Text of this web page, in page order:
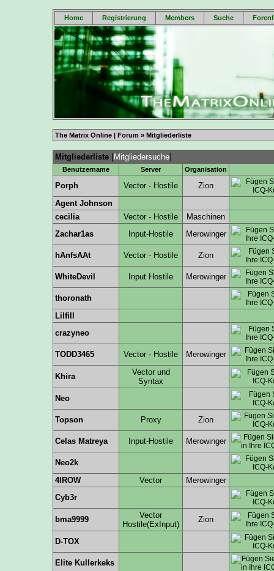
Home Registrierung Members Suche
The Matrix Online | Forum » Mitgliederliste
Mitgliederliste [Mitgliedersuche]
Benutzername Server Organisation
Porph Vector - Hostile
Zion
Agent Johnson
cecilia
Vector - Hostile
Maschinen
Zachar1as
Input-Hostile Merowinger
hAnfsAAt Vector - Hostile Zion
WhiteDevil Input Hostile Merowinger
thoronath
Lilfill
crazyneo
TODD3465 Vector - Hostile Merowinger
Khira
Vector und
Syntax
Neo
Topson Proxy Zion
Celas Matreya Input-Hostile Merowinger
Neo2k
4IROW
Vector
Merowinger
Cyb3r
bma9999
Vector
Hostile(ExInput)
Zion
D-TOX
Elite Kullerkeks